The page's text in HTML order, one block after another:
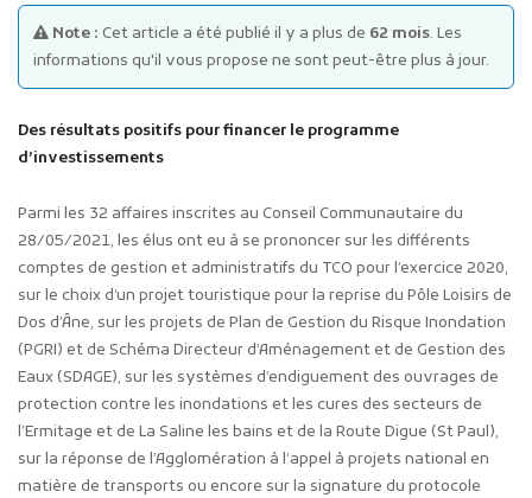
Publicité des actes
Marchés publics
Projets financés par l'Europe
Plans d'accès
Note : Cet article a été publié il y a plus de 62 mois. Les
informations qu'il vous propose ne sont peut-être plus à jour.
Des résultats positifs pour financer le programme
d’investissements
Parmi les 32 affaires inscrites au Conseil Communautaire du
28/05/2021, les élus ont eu à se prononcer sur les différents
comptes de gestion et administratifs du TCO pour l’exercice 2020,
sur le choix d’un projet touristique pour la reprise du Pôle Loisirs de
Dos d’Âne, sur les projets de Plan de Gestion du Risque Inondation
(PGRI) et de Schéma Directeur d’Aménagement et de Gestion des
Eaux (SDAGE), sur les systèmes d’endiguement des ouvrages de
protection contre les inondations et les cures des secteurs de
l’Ermitage et de La Saline les bains et de la Route Digue (St Paul),
sur la réponse de l’Agglomération à l’appel à projets national en
matière de transports ou encore sur la signature du protocole